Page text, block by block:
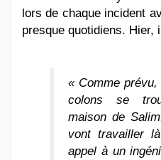
lors de chaque incident
presque quotidiens. Hier,
« Comme
colons se
maison de
vont travailler
appel à un